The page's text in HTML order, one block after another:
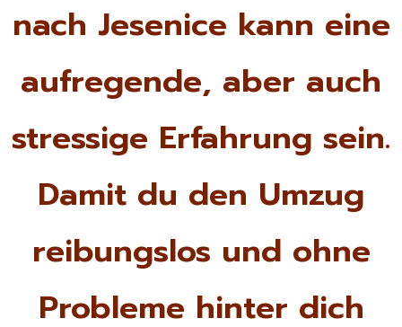
nach Jesenice kann eine
aufregende, aber auch
stressige Erfahrung sein.
Damit du den Umzug
reibungslos und ohne
Probleme hinter dich